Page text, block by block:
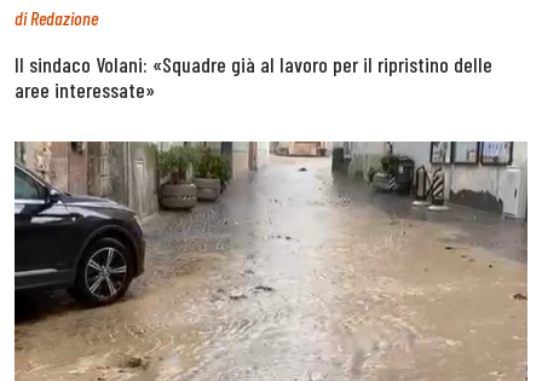
diRedazione
Il sindaco Volani: «Squadre già al lavoro per il ripristino delle
aree interessate»